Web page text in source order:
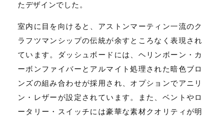
たデザインでした。
室内に目を向けると、アストンマーティン一流のク
ラフツマンシップの伝統が余すところなく表現され
ています。ダッシュボードには、ヘリンボーン・カ
ーボンファイバーとアルマイト処理された暗色ブロ
ンズの組み合わせが採用され、オプションでアニリ
ン・レザーが設定されています。また、ベントやロ
ータリー・スイッチには豪華な素材クオリティが明